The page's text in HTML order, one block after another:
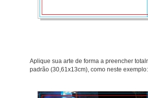
Aplique sua arte de forma a preencher
padrão (30,61x13cm), como neste exemplo: